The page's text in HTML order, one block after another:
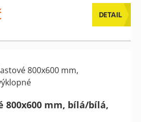
DETAIL
800x600 mm, bílá/bílá,